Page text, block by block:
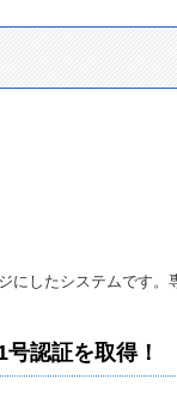
にしたシステムです。
認証を取得！